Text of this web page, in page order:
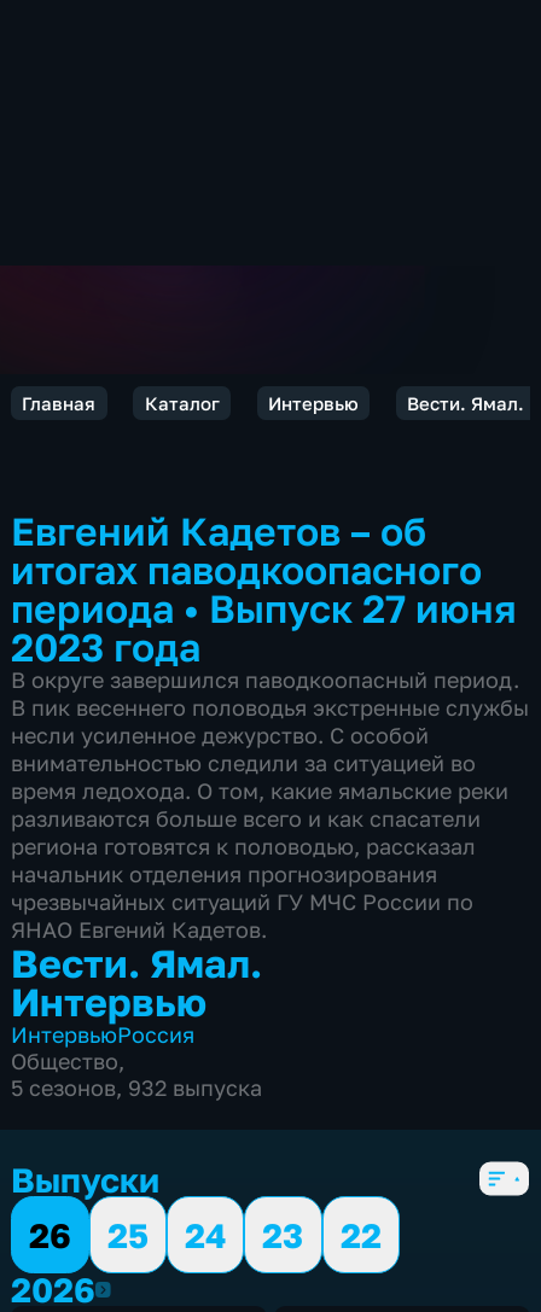
Главная Каталог Интервью Вести. Ямал.
Евгений Кадетов – об
итогах паводкоопасного
периода • Выпуск 27 июня
2023 года
В округе завершился паводкоопасный период.
В пик весеннего половодья экстренные службы
несли усиленное дежурство. С особой
внимательностью следили за ситуацией во
время ледохода. О том, какие ямальские реки
разливаются больше всего и как спасатели
региона готовятся к половодью, рассказал
начальник отделения прогнозирования
чрезвычайных ситуаций ГУ МЧС России по
ЯНАО Евгений Кадетов.
Вести. Ямал.
Интервью
ИнтервьюРоссия
Общество,
5 сезонов, 932 выпуска
Выпуски
26
25 24 23
22
20262026